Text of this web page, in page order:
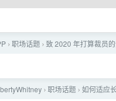
› 职场话题 › 致 2020 年打算裁员
› 职场话题 › 如何适应